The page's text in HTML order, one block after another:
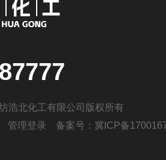
浩北化工有限公司版权所有
管理登录 备案号： 冀ICP备